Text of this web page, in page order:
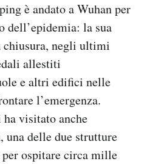
è andato a Wuhan per
la sua
chiusura, negli ultimi
allestiti
e altri edifici nelle
l’emergenza.
visitato anche
una delle due strutture
ospitare circa mille